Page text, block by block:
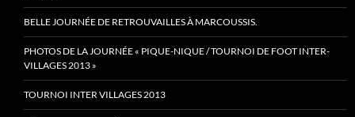
BELLE JOURNÉE DE RETROUVAILLES À MARCOUSSIS.
PHOTOS DE LA JOURNÉE « PIQUE-NIQUE / TOURNOI DE FOOT INTER-
VILLAGES 2013 »
TOURNOI INTER VILLAGES 2013